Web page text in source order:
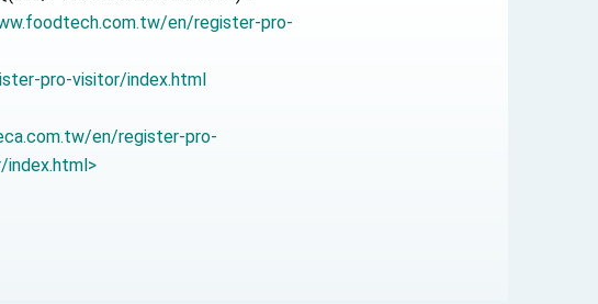
en/register-pro-
pro-visitor/index.html
en/register-pro-